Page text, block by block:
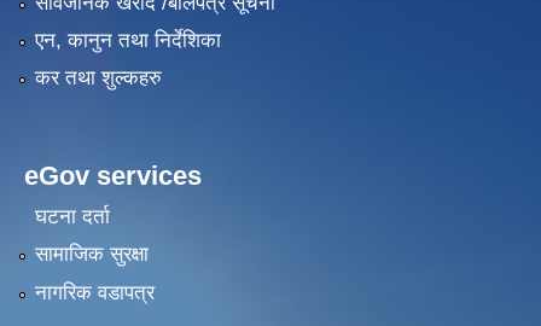
एन, कानुन तथा निर्देशिका
कर तथा शुल्कहरु
eGov services
घटना दर्ता
सामाजिक सुरक्षा
नागरिक वडापत्र